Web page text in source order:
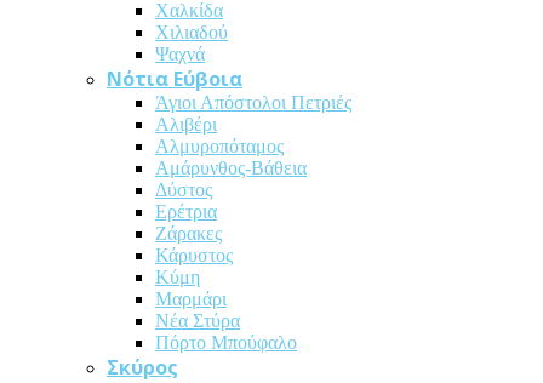
Χαλκίδα
Χιλιαδού
Ψαχνά
Νότια Εύβοια
Άγιοι Απόστολοι Πετριές
Αλιβέρι
Αλμυροπόταμος
Αμάρυνθος-Βάθεια
Δύστος
Ερέτρια
Ζάρακες
Κάρυστος
Κύμη
Μαρμάρι
Νέα Στύρα
Πόρτο Μπούφαλο
Σκύρος